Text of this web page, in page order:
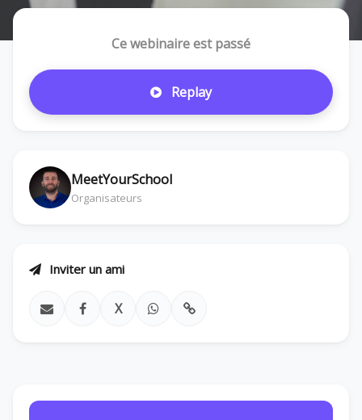
Ce webinaire est passé
Replay
MeetYourSchool
Organisateurs
Inviter un ami
X